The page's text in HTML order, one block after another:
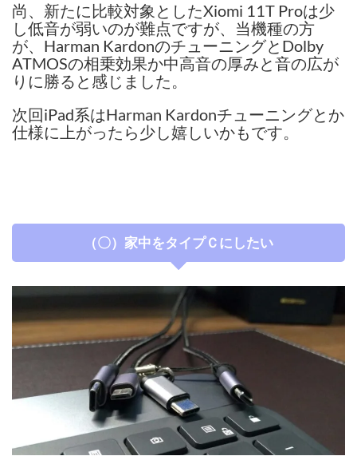
尚、新たに比較対象としたXiomi 11T Proは少
し低音が弱いのが難点ですが、当機種の方
が、Harman KardonのチューニングとDolby
ATMOSの相乗効果か中高音の厚みと音の広が
りに勝ると感じました。
次回iPad系はHarman Kardonチューニングとか
仕様に上がったら少し嬉しいかもです。
（〇）家中をタイプＣにしたい